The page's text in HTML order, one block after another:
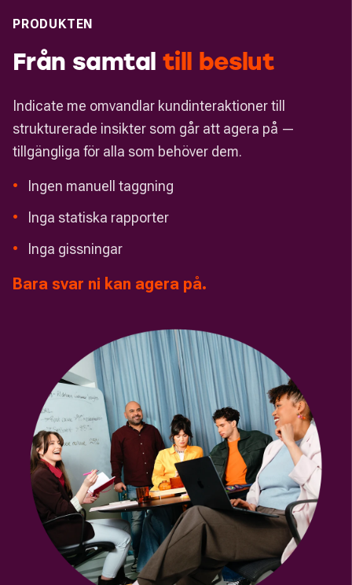
PRODUKTEN
Från samtal till beslut
Indicate me omvandlar kundinteraktioner till
strukturerade insikter som går att agera på —
tillgängliga för alla som behöver dem.
•
Ingen manuell taggning
•
Inga statiska rapporter
•
Inga gissningar
Bara svar ni kan agera på.